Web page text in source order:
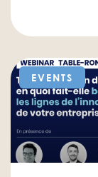
EVENTS